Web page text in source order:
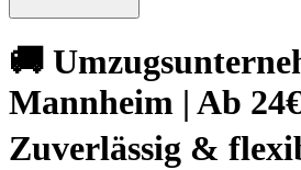
🚚
Mannheim | Ab
Zuverlässig &